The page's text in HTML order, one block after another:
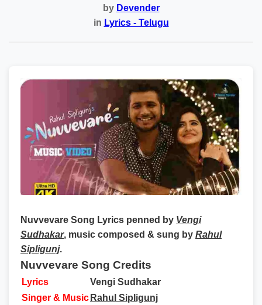
by Devender
in Lyrics - Telugu
Nuvvevare Song Lyrics penned by Vengi
Sudhakar, music composed & sung by Rahul
Sipligunj.
Nuvvevare Song Credits
Lyrics
Vengi Sudhakar
Singer & Music Rahul Sipligunj